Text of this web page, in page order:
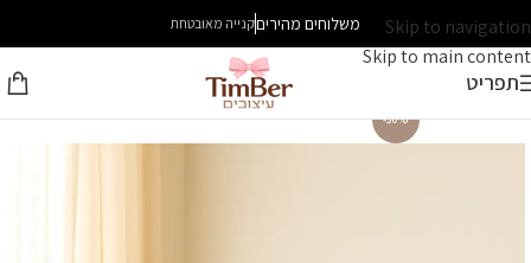
Skip to navigation
Skip to main content
משלוחים מהיריםקנייה מאובטחת
תפריט
-30%